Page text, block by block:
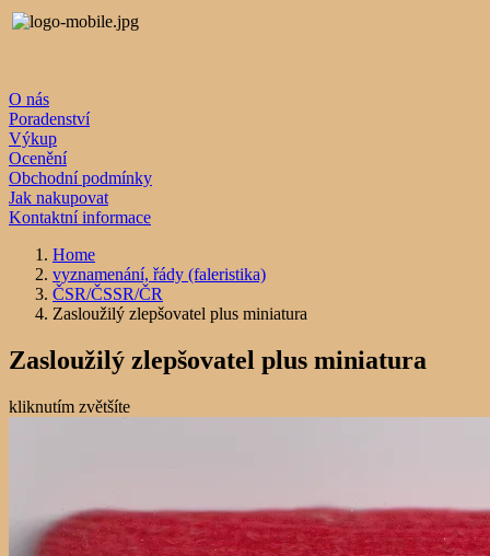
O nás
Poradenství
Výkup
Ocenění
Obchodní podmínky
Jak nakupovat
Kontaktní informace
Home
vyznamenání, řády (faleristika)
ČSR/ČSSR/ČR
Zasloužilý zlepšovatel plus miniatura
Zasloužilý zlepšovatel plus miniatura
kliknutím zvětšíte